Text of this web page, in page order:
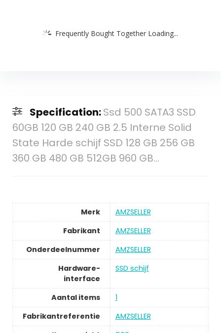
Frequently Bought Together Loading...
Specification:Ssd 500 SATA3 SSD
60GB 120 GB 240 GB 2.5 Interne Solid
State Harde schijf SSD 128 GB 256 GB
360 GB 480 GB 512GB 960 GB…
Merk
AMZSELLER
Fabrikant
AMZSELLER
Onderdeelnummer
AMZSELLER
Hardware-
interface
SSD schijf
Aantal items
1
Fabrikantreferentie
AMZSELLER